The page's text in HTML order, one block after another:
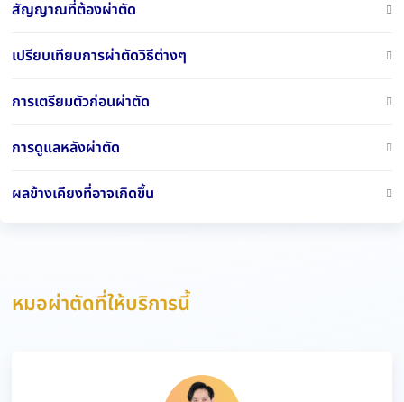
สัญญาณที่ต้องผ่าตัด
เปรียบเทียบการผ่าตัดวิธีต่างๆ
การเตรียมตัวก่อนผ่าตัด
การดูแลหลังผ่าตัด
ผลข้างเคียงที่อาจเกิดขึ้น
หมอผ่าตัดที่ให้บริการนี้